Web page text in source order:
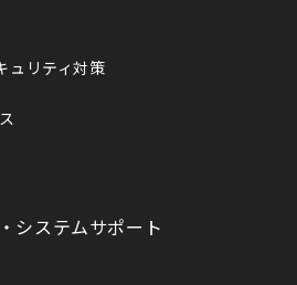
ュリティ対策
システムサポート